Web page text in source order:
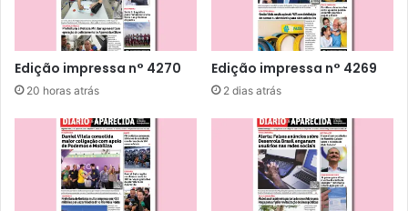
Edição impressa n° 4270
20 horas atrás
Edição impressa n° 4269
2 dias atrás